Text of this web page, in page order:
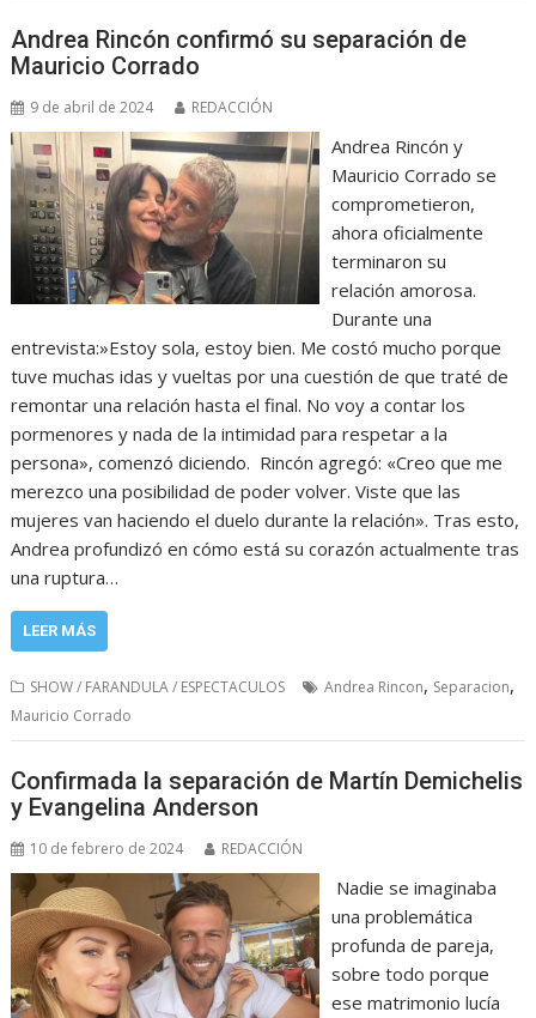
Andrea Rincón confirmó su separación de
Mauricio Corrado
9 de abril de 2024 REDACCIÓN
Andrea Rincón y
Mauricio Corrado se
comprometieron,
ahora oficialmente
terminaron su
relación amorosa.
Durante una
entrevista:»Estoy sola, estoy bien. Me costó mucho porque
tuve muchas idas y vueltas por una cuestión de que traté de
remontar una relación hasta el final. No voy a contar los
pormenores y nada de la intimidad para respetar a la
persona», comenzó diciendo. Rincón agregó: «Creo que me
merezco una posibilidad de poder volver. Viste que las
mujeres van haciendo el duelo durante la relación». Tras esto,
Andrea profundizó en cómo está su corazón actualmente tras
una ruptura…
LEER MÁS
SHOW / FARANDULA / ESPECTACULOS Andrea Rincon, Separacion,
Mauricio Corrado
Confirmada la separación de Martín Demichelis
y Evangelina Anderson
10 de febrero de 2024 REDACCIÓN
Nadie se imaginaba
una problemática
profunda de pareja,
sobre todo porque
ese matrimonio lucía